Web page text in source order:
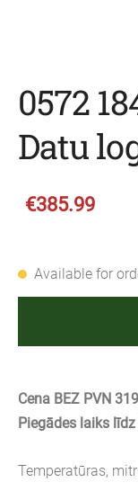
0572
Datu
€385.99
Available for
Cena BEZ PVN
Piegādes laiks
Temperatūras,